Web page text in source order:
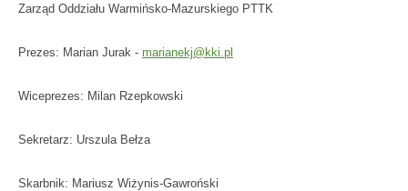
Zarząd Oddziału Warmińsko-Mazurskiego PTTK
Prezes: Marian Jurak - marianekj@kki.pl
Wiceprezes: Milan Rzepkowski
Sekretarz: Urszula Bełza
Skarbnik: Mariusz Wiżynis-Gawroński